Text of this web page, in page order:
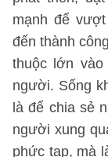
mạnh để
đến thành
thuộc lớn
người. Sống
là để chia sẻ
người xung
phức tạp, mà